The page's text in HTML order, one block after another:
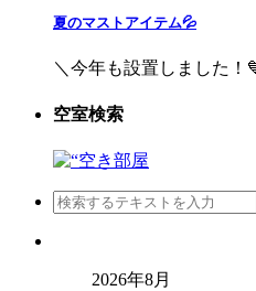
夏のマストアイテム💦
＼今年も設置しました
空室検索
2026年8月